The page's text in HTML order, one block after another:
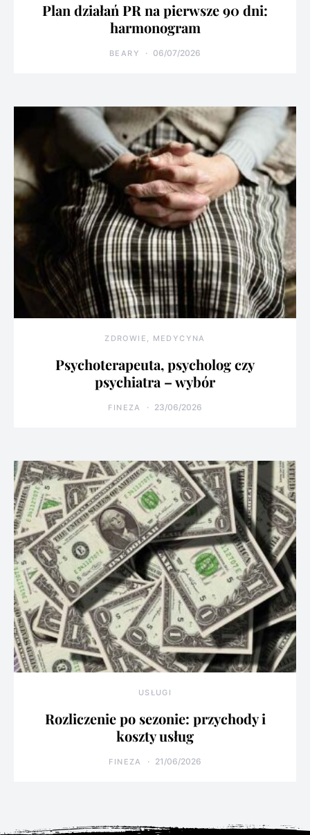
Plan działań PR na pierwsze 90 dni:
harmonogram
BEARY 06/07/2026
ZDROWIE, MEDYCYNA
Psychoterapeuta, psycholog czy
psychiatra – wybór
FINEZA 23/06/2026
USŁUGI
Rozliczenie po sezonie: przychody i
koszty usług
FINEZA 21/06/2026